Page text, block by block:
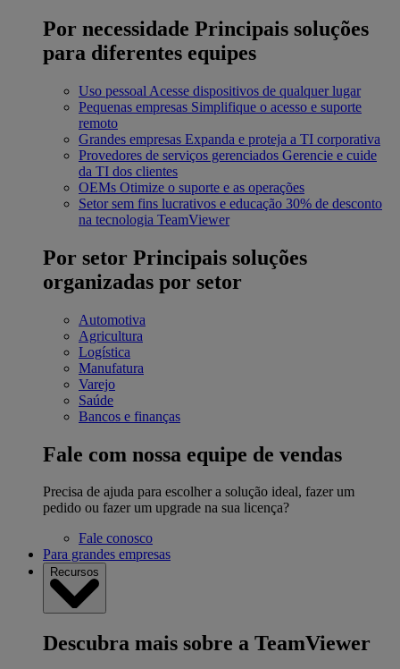
Por necessidade Principais soluções
para diferentes equipes
Uso pessoal Acesse dispositivos de qualquer lugar
Pequenas empresas Simplifique o acesso e suporte
remoto
Grandes empresas Expanda e proteja a TI corporativa
Provedores de serviços gerenciados Gerencie e cuide
da TI dos clientes
OEMs Otimize o suporte e as operações
Setor sem fins lucrativos e educação 30% de desconto
na tecnologia TeamViewer
Por setor Principais soluções
organizadas por setor
Automotiva
Agricultura
Logística
Manufatura
Varejo
Saúde
Bancos e finanças
Fale com nossa equipe de vendas
Precisa de ajuda para escolher a solução ideal, fazer um
pedido ou fazer um upgrade na sua licença?
Fale conosco
Para grandes empresas
Recursos
Descubra mais sobre a TeamViewer